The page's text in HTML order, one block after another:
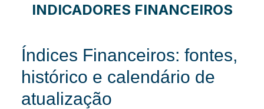
INDICADORES FINANCEIROS
Índices Financeiros: fontes,
histórico e calendário de
atualização